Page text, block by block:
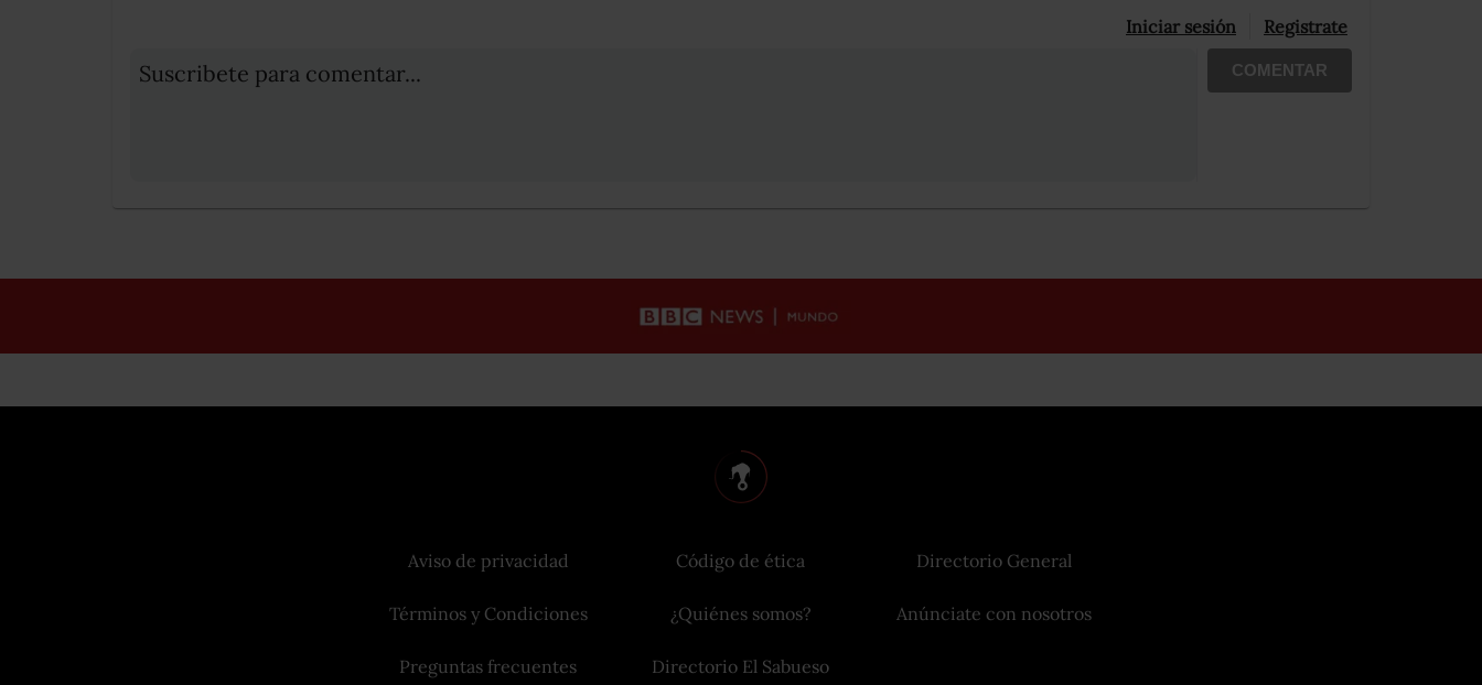
Iniciar sesión Registrate
Suscribete para comentar... COMENTAR
Aviso de privacidad
Términos y Condiciones
Preguntas frecuentes
Código de ética
¿Quiénes somos?
Directorio El Sabueso
Directorio General
Anúnciate con nosotros